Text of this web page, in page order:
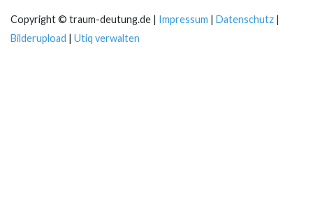
Copyright © traum-deutung.de | Impressum | Datenschutz |
Bilderupload | Utiq verwalten